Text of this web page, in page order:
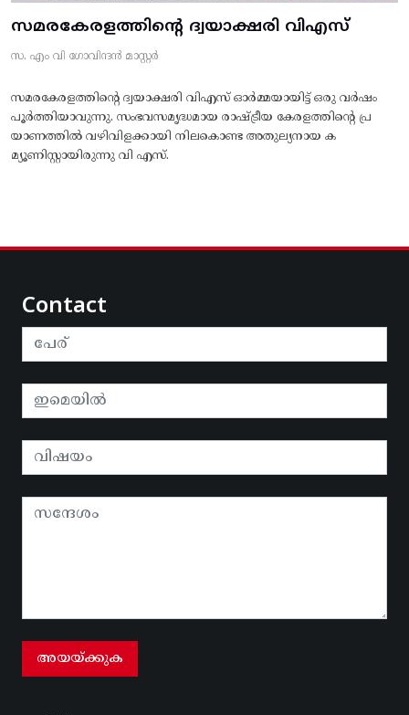
സമരകേരളത്തിൻ്റെ ദ്വയാക്ഷരി വിഎസ്
സ. എം വി ഗോവിന്ദൻ മാസ്റ്റർ
സമരകേരളത്തിൻ്റെ ദ്വയാക്ഷരി വിഎസ് ഓർമ്മയായിട്ട് ഒരു വർഷം
പൂർത്തിയാവുന്നു. സംഭവസമൃദ്ധമായ രാഷ്ട്രീയ കേരളത്തിന്റെ പ്ര
യാണത്തിൽ വഴിവിളക്കായി നിലകൊണ്ട അതുല്യനായ ക
മ്യൂണിസ്റ്റായിരുന്നു വി എസ്.
Contact